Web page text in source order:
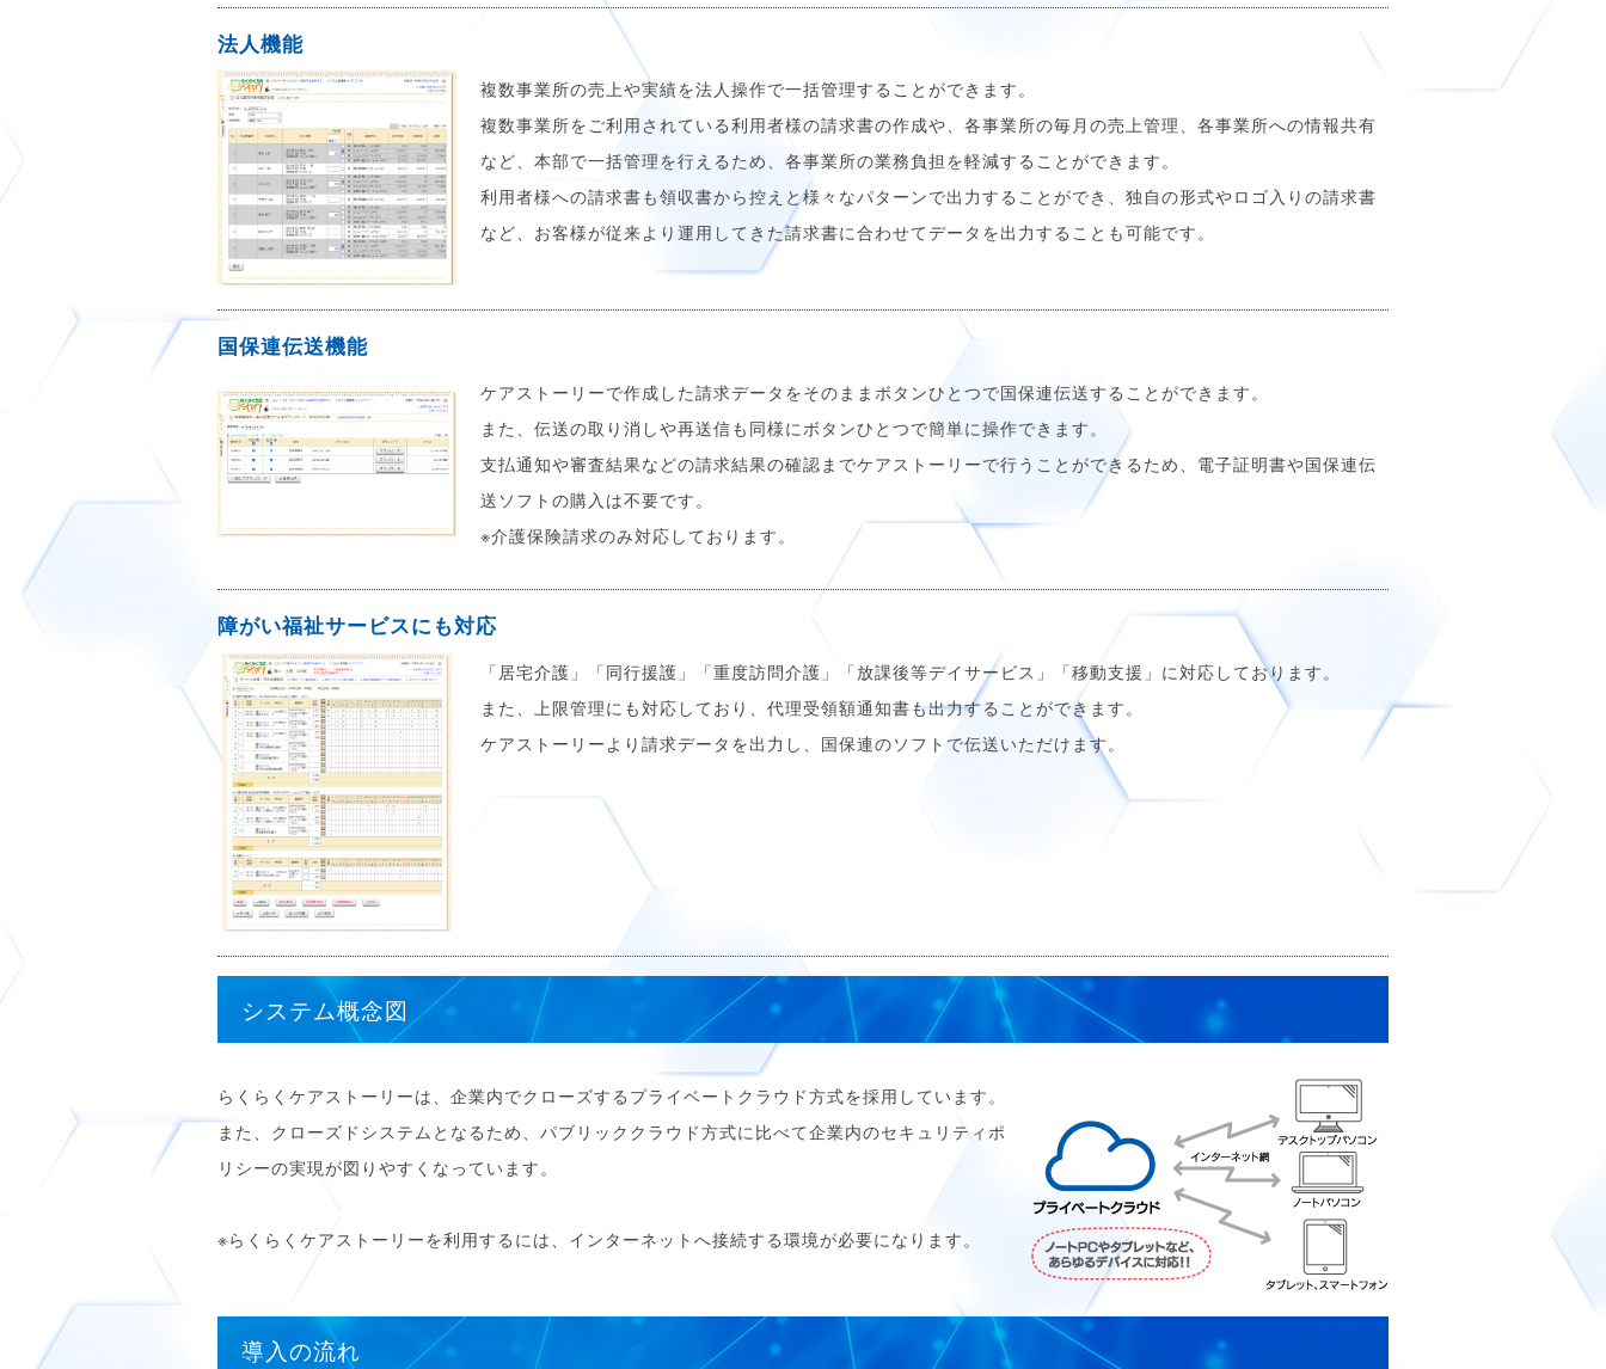
法人機能
複数事業所の売上や実績を法人操作で一括管理することができます。
複数事業所をご利用されている利用者様の請求書の作成や、各事業所の毎月の売上管理、各事業所への情報共有
など、本部で一括管理を行えるため、各事業所の業務負担を軽減することができます。
利用者様への請求書も領収書から控えと様々なパターンで出力することができ、独自の形式やロゴ入りの請求書
など、お客様が従来より運用してきた請求書に合わせてデータを出力することも可能です。
国保連伝送機能
ケアストーリーで作成した請求データをそのままボタンひとつで国保連伝送することができます。
また、伝送の取り消しや再送信も同様にボタンひとつで簡単に操作できます。
支払通知や審査結果などの請求結果の確認までケアストーリーで行うことができるため、電子証明書や国保連伝
送ソフトの購入は不要です。
※介護保険請求のみ対応しております。
障がい福祉サービスにも対応
「居宅介護」「同行援護」「重度訪問介護」「放課後等デイサービス」「移動支援」に対応しております。
また、上限管理にも対応しており、代理受領額通知書も出力することができます。
ケアストーリーより請求データを出力し、国保連のソフトで伝送いただけます。
システム概念図
らくらくケアストーリーは、企業内でクローズするプライベートクラウド方式を採用しています。
また、クローズドシステムとなるため、パブリッククラウド方式に比べて企業内のセキュリティポ
リシーの実現が図りやすくなっています。
※らくらくケアストーリーを利用するには、インターネットへ接続する環境が必要になります。
導入の流れ